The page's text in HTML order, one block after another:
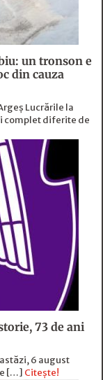
un tronson e
din cauza
Lucrările la
complet diferite de
73 de ani
6 august
[…] Citește!